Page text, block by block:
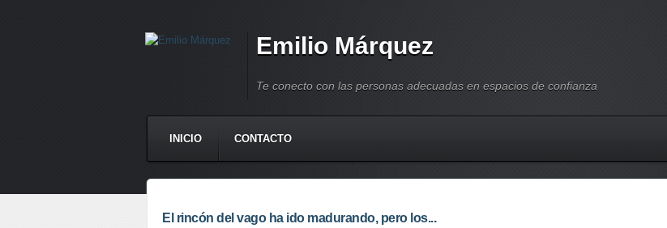
Emilio Márquez
Te conecto con las personas adecuadas en espacios de confianza
INICIO CONTACTO
El rincón del vago ha ido madurando, pero los...